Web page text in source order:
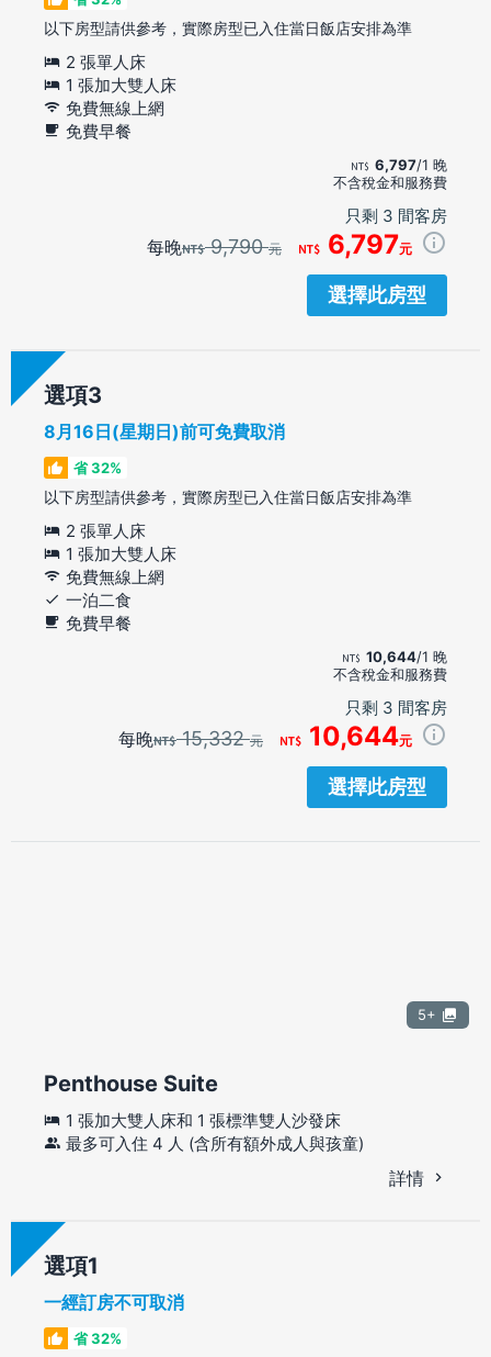
以下房型請供參考，實際房型已入住當日飯店安排為準
2 張單人床
1 張加大雙人床
免費無線上網
免費早餐
6,797/1 晚
不含稅金和服務費
只剩 3 間客房
每晚 9,790元 6,797元
選擇此房型
選項
8月16日(星期日)前可免費取消
省 32%
以下房型請供參考，實際房型已入住當日飯店安排為準
2 張單人床
1 張加大雙人床
免費無線上網
一泊二食
免費早餐
10,644/1 晚
不含稅金和服務費
只剩 3 間客房
每晚 15,332元 10,644元
選擇此房型
5+
Penthouse Suite
1 張加大雙人床和 1 張標準雙人沙發床
最多可入住 4 人 (含所有額外成人與孩童)
詳情
選項
一經訂房不可取消
省 32%